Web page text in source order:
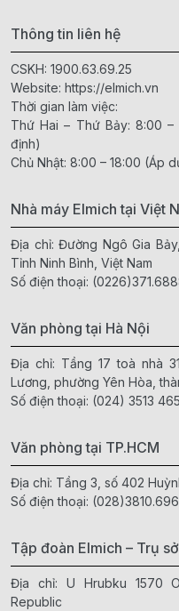
Thông tin liên hệ
CSKH: 1900.63.69.25
Website: https://elmich.vn
Thời gian làm việc:
Thứ Hai – Thứ Bảy: 8:00
định)
Chủ Nhật: 8:00 – 18:00 (Áp
Nhà máy Elmich tại Việt
Địa chỉ: Đường Ngô Gia
Tỉnh Ninh Bình, Việt Nam
Số điện thoại:
Văn phòng tại Hà Nội
Địa chỉ: Tầng 17 toà nhà
Lương, phường Yên Hòa,
Số điện thoại: (024) 3513
Văn phòng tại TP.HCM
Địa chỉ: Tầng 3, số 402
Số điện thoại:
Tập đoàn Elmich – Trụ
Địa chỉ: U Hrubku 1570
Republic